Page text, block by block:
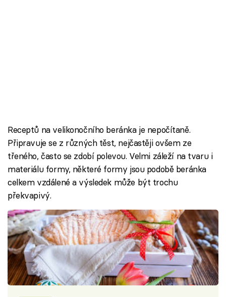
Receptů na velikonočního beránka je nepočítaně.
Připravuje se z různých těst, nejčastěji ovšem ze
třeného, často se zdobí polevou. Velmi záleží na tvaru i
materiálu formy, některé formy jsou podobě beránka
celkem vzdálené a výsledek může být trochu
překvapivý.